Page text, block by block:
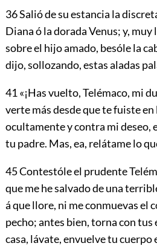
36Salió de su estancia la
Diana ó la dorada Venus; y,
sobre el hijo amado, besóle la
dijo, sollozando, estas aladas
41«¡Has vuelto, Telémaco, mi
verte más desde que te fuiste en
ocultamente y contra mi deseo,
tu padre. Mas, ea, relátame lo
45Contestóle el prudente
que me he salvado de una
á que llore, ni me conmuevas el
pecho; antes bien, torna con tus
casa, lávate, envuelve tu cuerpo